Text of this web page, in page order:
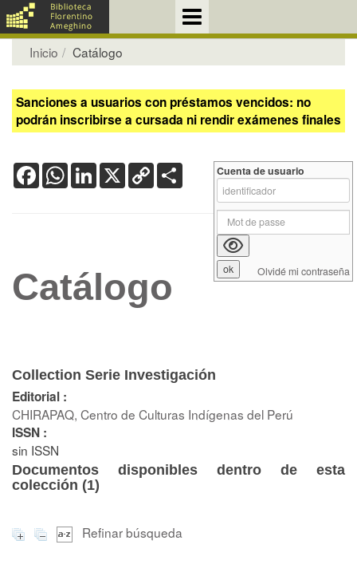
Inicio Catálogo
Sanciones a usuarios con préstamos vencidos: no
podrán inscribirse a cursada ni rendir exámenes finales
FacebookWhatsApp
LinkedIn
X Copy
Link
Catálogo
Collection Serie Investigación
Editorial :
CHIRAPAQ, Centro de Culturas Indígenas del Perú
ISSN :
sin ISSN
Documentos disponibles dentro de esta
colección (1)
Refinar búsqueda
Cuenta de usuario
Olvidé mi contraseña